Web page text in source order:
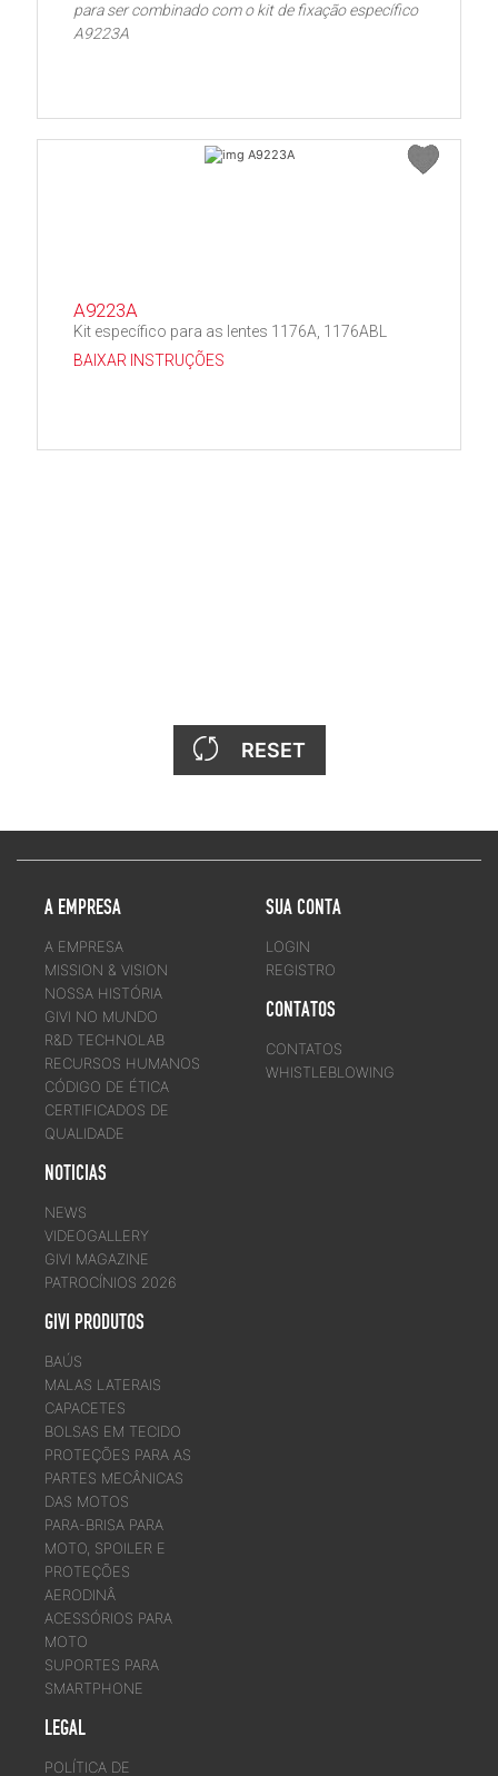
para ser combinado com o kit de fixação específico
A9223A
A9223A
Kit específico para as lentes 1176A, 1176ABL
BAIXAR INSTRUÇÕES
RESET
A EMPRESA
A EMPRESA
MISSION & VISION
NOSSA HISTÓRIA
GIVI NO MUNDO
R&D TECHNOLAB
RECURSOS HUMANOS
CÓDIGO DE ÉTICA
CERTIFICADOS DE
QUALIDADE
NOTICIAS
NEWS
VIDEOGALLERY
GIVI MAGAZINE
PATROCÍNIOS 2026
GIVI PRODUTOS
BAÚS
MALAS LATERAIS
CAPACETES
BOLSAS EM TECIDO
PROTEÇÕES PARA AS
PARTES MECÂNICAS
DAS MOTOS
PARA-BRISA PARA
MOTO, SPOILER E
PROTEÇÕES
AERODINÂ
ACESSÓRIOS PARA
MOTO
SUPORTES PARA
SMARTPHONE
LEGAL
POLÍTICA DE
SUA CONTA
LOGIN
REGISTRO
CONTATOS
CONTATOS
WHISTLEBLOWING